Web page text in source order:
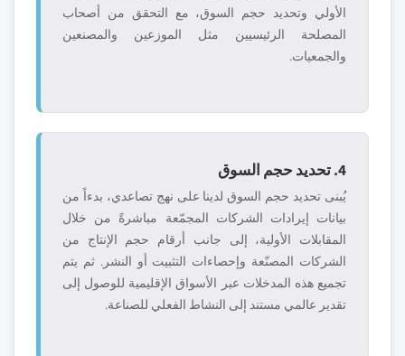
الأولي وتحديد حجم السوق، مع التحقق من أصحاب
المصلحة الرئيسيين مثل الموزعين والمصنعين
والجمعيات.
4. تحديد حجم السوق
يُبنى تحديد حجم السوق لدينا على نهج تصاعدي، بدءاً من
بيانات إيرادات الشركات المجمّعة مباشرةً من خلال
المقابلات الأولية، إلى جانب أرقام حجم الإنتاج من
الشركات المصنّعة وإحصاءات التثبيت أو النشر. ثم يتم
تجميع هذه المدخلات عبر الأسواق الإقليمية للوصول إلى
تقدير عالمي مستند إلى النشاط الفعلي للصناعة.